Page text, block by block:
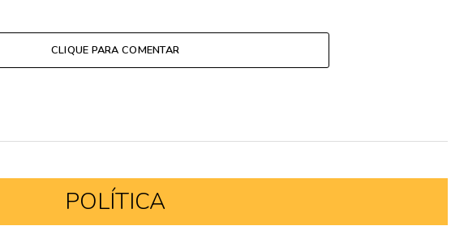
CLIQUE PARA COMENTAR
POLÍTICA